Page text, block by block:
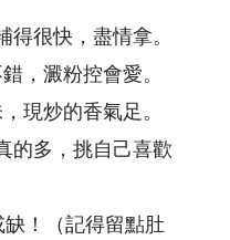
得很快，盡情拿。
，澱粉控會愛。
現炒的香氣足。
的多，挑自己喜歡
！（記得留點肚